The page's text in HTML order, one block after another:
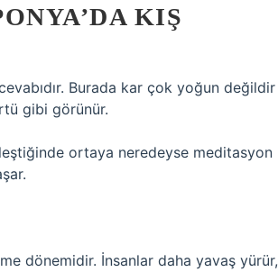
KIŞ
Burada kar çok yoğun değildir
gibi görünür.
ortaya neredeyse meditasyon
dönemidir. İnsanlar daha yavaş yürür,